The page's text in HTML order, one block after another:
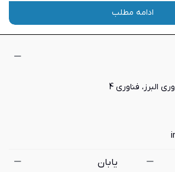
پیشنهاد می‌کنیم که تا پایان این مقاله
اصلی این دستگاه افزایش دمای آب تا
جمله استحمام، شستشوی لباس‌ها و ظروف و
مکانیزم عملکرد خاص خود می باشد و از
عملکرد آبگرمکن‌ها با یکدیگر دارند،
ادامه مطلب
البرز، فناوری 4
یابان